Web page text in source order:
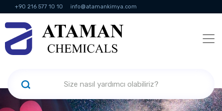
+90 216 577 10 10 info@atamankimya.com
KVKK Politikası Bilgi Toplumu Hizmetleri